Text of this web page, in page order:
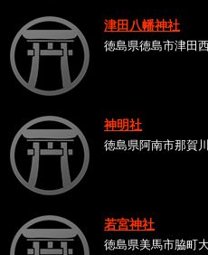
津田八幡神社
徳島県徳島市津田
神明社
徳島県阿南市那賀
若宮神社
徳島県美馬市脇町